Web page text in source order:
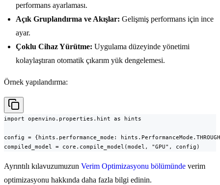
performans ayarlaması.
Açık Gruplandırma ve Akışlar: Gelişmiş performans için ince
ayar.
Çoklu Cihaz Yürütme: Uygulama düzeyinde yönetimi
kolaylaştıran otomatik çıkarım yük dengelemesi.
Örnek yapılandırma:
import openvino.properties.hint as hints
config = {hints.performance_mode:
compiled_model = core.compile_model(model, "GPU", config)
Ayrıntılı kılavuzumuzun Verim Optimizasyonu bölümünde verim
optimizasyonu hakkında daha fazla bilgi edinin.